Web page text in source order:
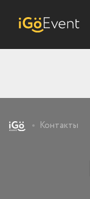
Контакты